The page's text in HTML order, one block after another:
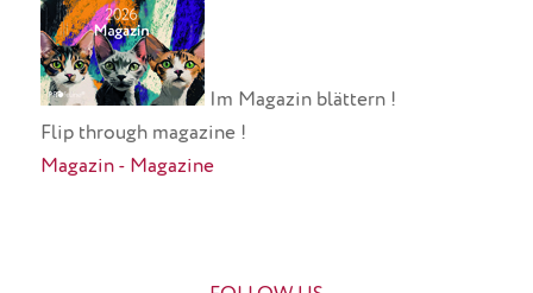
Im Magazin blättern !
Flip through magazine !
Magazin - Magazine